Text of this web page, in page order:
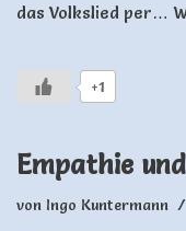
das Volkslied per…
+1
Empathie
von Ingo Kuntermann